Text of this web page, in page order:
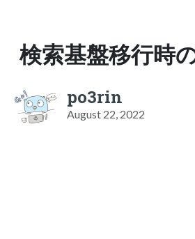
検索基盤移行時
po3rin
August 22, 2022